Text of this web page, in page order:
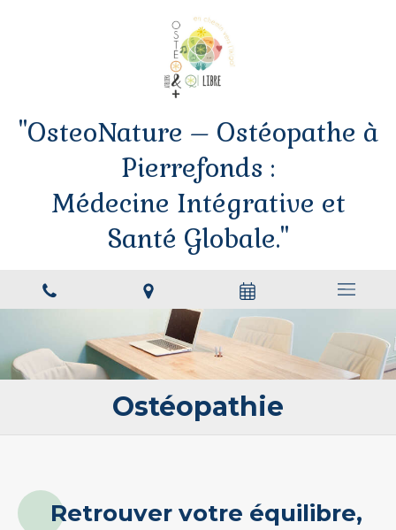
"OsteoNature – Ostéopathe à
Pierrefonds :
Médecine Intégrative et
Santé Globale."
Ostéopathie
Retrouver votre équilibre,